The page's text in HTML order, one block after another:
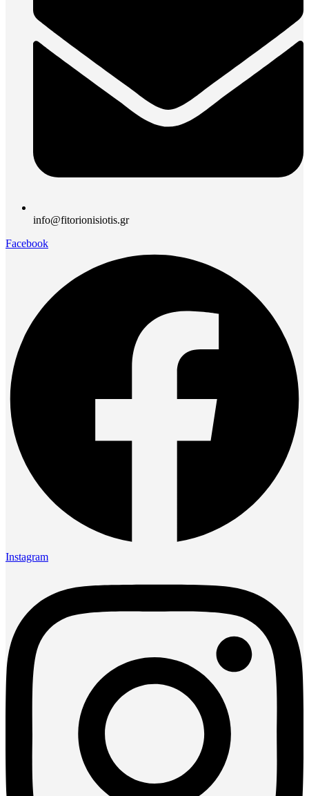
info@fitorionisiotis.gr
Facebook
Instagram